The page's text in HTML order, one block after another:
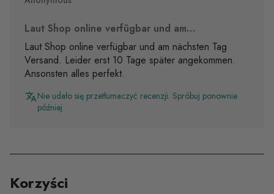
Laut Shop online verfügbar und am…
Laut Shop online verfügbar und am nächsten Tag
Versand. Leider erst 10 Tage später angekommen.
Ansonsten alles perfekt.
Nie udało się przetłumaczyć recenzji. Spróbuj ponownie
później
Korzyści